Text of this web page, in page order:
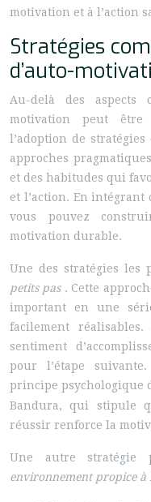
motivation et à l’action
Stratégies
d’auto-
Au-delà des aspects
motivation peut être
l’adoption de stratégies
approches
et des habitudes qui
et l’action. En intégrant
vous pouvez
motivation durable.
Une des stratégies les
petits pas . Cette
important en une
facilement
sentiment
pour l’étape
principe psychologique
Bandura, qui stipule
réussir renforce la
Une autre stratégie
environnement propice à